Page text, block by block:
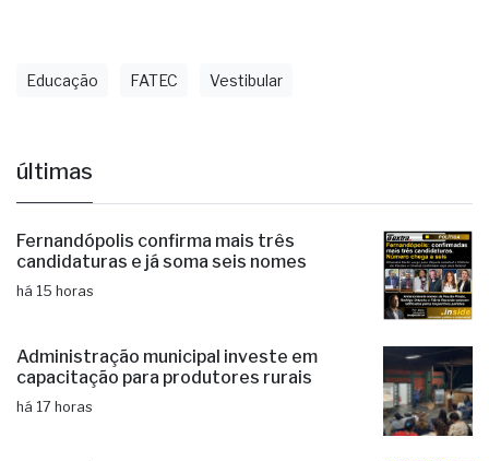
Educação FATEC Vestibular
últimas
Fernandópolis confirma mais três
candidaturas e já soma seis nomes
há 15 horas
Administração municipal investe em
capacitação para produtores rurais
há 17 horas